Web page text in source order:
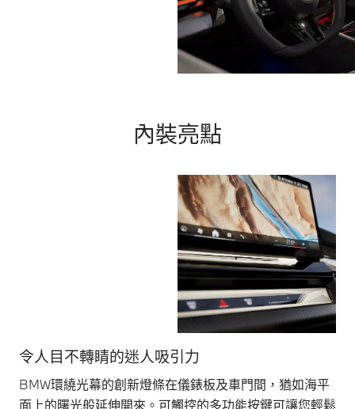
內裝亮點
令人目不轉睛的迷人吸引力
BMW環繞光幕的創新燈條在儀錶板及車門間，猶如海平
面上的曙光般延伸開來。可觸控的多功能按鍵可讓您輕鬆